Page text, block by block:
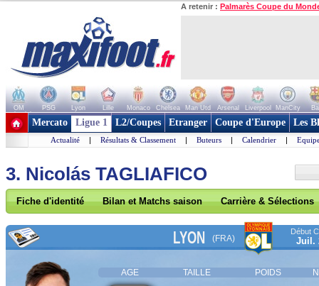
A retenir : Palmarès Coupe du
OM PSG Lyon Lille Monaco Chelsea Man Utd Arsenal Liverpool ManCity
+ de clubs
Mercato Ligue 1 L2/Coupes Etranger Coupe d'Europe Les
Actualité | Résultats & Classement | Buteurs | Calendrier |
3. Nicolás TAGLIAFICO
Fiche d'identité Bilan et Matchs saison Carrière & Sélections
LYON (FRA)
Début
Juil.
AGE TAILLE POIDS